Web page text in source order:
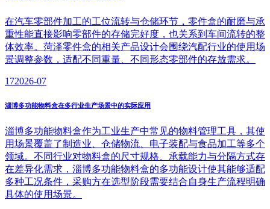
在汽车零部件加工的工位流转与仓储环节，零件盒的耐磨与承
重性能直接影响零部件的存储完好度，也关系到车间流转的整
体效率。菏泽零件盒的相关产品设计会围绕汽配行业的使用场
景调整参数，适配不同重量、不同形态零部件的存放需求。
172026-07
淄博多功能物料盒在多行业生产场景中的实际应用
淄博多功能物料盒作为工业生产中常见的物料管理工具，其使
用场景覆盖了制造业、仓储物流、电子装配与食品加工等多个
领域。不同行业对物料盒的尺寸规格、承载能力与分隔方式存
在差异化需求，淄博多功能物料盒的多功能设计使其能够适配
多种工况条件，采购方在选型阶段需要结合自身生产流程明确
具体的使用场景。